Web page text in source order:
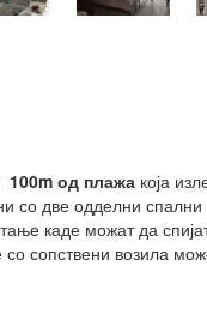
100m од плажакоја
со две одделни
каде можат да
со сопствени возила